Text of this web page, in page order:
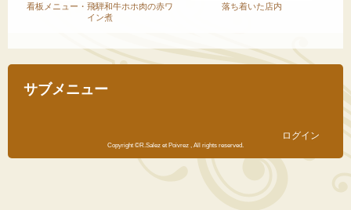
看板メニュー・飛騨和牛ホホ肉の赤ワ
イン煮
落ち着いた店内
サブメニュー
Copyright ©R.Salez et Poivrez , All rights reserved.
ログイン